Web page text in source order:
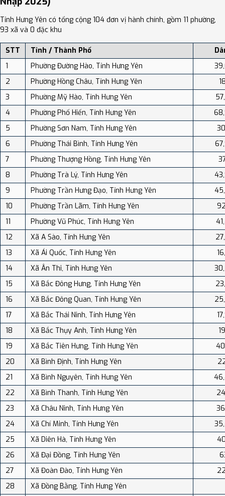
chạm bạc Đồng Xâm, Làng nghề dệt khăn, dệt vải Phương La v.v...
Moonstone Homestay & Cafe - Vinhomes Ocean Park 2, Capsule
Ecopark, Swanlake ecopark Hanoi-Calm homestay, Royal Hotel -
Vinhomes Ocean Park 3, Phố Biển Homestay & Apartment, Khách
Văn Giang, Hưng Yên, Nhà Lá Ocean Park 2, Ecopark Lushy Stay -
Sunny Color v.v...
Tỉnh Hưng Yên có tổng cộng 104 đơn vị hành chính, gồm 11 phường,
93 xã và 0 đặc khu
STT Tỉnh / Thành Phố
1
Phường Đường Hào, Tỉnh Hưng Yên
2
Phường Hồng Châu, Tỉnh Hưng Yên
3
Phường Mỹ Hào, Tỉnh Hưng Yên
4
Phường Phố Hiến, Tỉnh Hưng Yên
5
Phường Sơn Nam, Tỉnh Hưng Yên
6
Phường Thái Bình, Tỉnh Hưng Yên
7
Phường Thượng Hồng, Tỉnh Hưng Yên
8
Phường Trà Lý, Tỉnh Hưng Yên
9
Phường Trần Hưng Đạo, Tỉnh Hưng Yên
10
Phường Trần Lãm, Tỉnh Hưng Yên
11
Phường Vũ Phúc, Tỉnh Hưng Yên
12
Xã A Sào, Tỉnh Hưng Yên
13
Xã Ái Quốc, Tỉnh Hưng Yên
14
Xã Ân Thi, Tỉnh Hưng Yên
15
Xã Bắc Đông Hưng, Tỉnh Hưng Yên
16
Xã Bắc Đông Quan, Tỉnh Hưng Yên
17
Xã Bắc Thái Ninh, Tỉnh Hưng Yên
18
Xã Bắc Thụy Anh, Tỉnh Hưng Yên
19
Xã Bắc Tiên Hưng, Tỉnh Hưng Yên
20
Xã Bình Định, Tỉnh Hưng Yên
21
Xã Bình Nguyên, Tỉnh Hưng Yên
22
Xã Bình Thanh, Tỉnh Hưng Yên
23
Xã Châu Ninh, Tỉnh Hưng Yên
24
Xã Chí Minh, Tỉnh Hưng Yên
25
Xã Diên Hà, Tỉnh Hưng Yên
26
Xã Đại Đồng, Tỉnh Hưng Yên
27
Xã Đoàn Đào, Tỉnh Hưng Yên
28
Xã Đồng Bằng, Tỉnh Hưng Yên